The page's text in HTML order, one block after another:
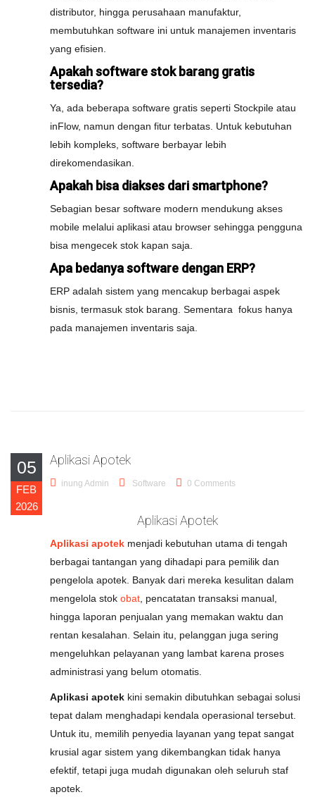
distributor, hingga perusahaan manufaktur,
membutuhkan software ini untuk manajemen inventaris
yang efisien.
Apakah software stok barang gratis
tersedia?
Ya, ada beberapa software gratis seperti Stockpile atau
inFlow, namun dengan fitur terbatas. Untuk kebutuhan
lebih kompleks, software berbayar lebih
direkomendasikan.
Apakah bisa diakses dari smartphone?
Sebagian besar software modern mendukung akses
mobile melalui aplikasi atau browser sehingga pengguna
bisa mengecek stok kapan saja.
Apa bedanya software dengan ERP?
ERP adalah sistem yang mencakup berbagai aspek
bisnis, termasuk stok barang. Sementara fokus hanya
pada manajemen inventaris saja.
05
FEB
2026
Aplikasi Apotek
inung Admin Software 0 Comments
Aplikasi Apotek
Aplikasi apotek menjadi kebutuhan utama di tengah
berbagai tantangan yang dihadapi para pemilik dan
pengelola apotek. Banyak dari mereka kesulitan dalam
mengelola stok obat , pencatatan transaksi manual,
hingga laporan penjualan yang memakan waktu dan
rentan kesalahan. Selain itu, pelanggan juga sering
mengeluhkan pelayanan yang lambat karena proses
administrasi yang belum otomatis.
Aplikasi apotek kini semakin dibutuhkan sebagai solusi
tepat dalam menghadapi kendala operasional tersebut.
Untuk itu, memilih penyedia layanan yang tepat sangat
krusial agar sistem yang dikembangkan tidak hanya
efektif, tetapi juga mudah digunakan oleh seluruh staf
apotek.